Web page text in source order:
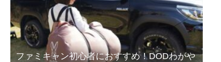
ファミキャン初心者におすすめ！DODわがや